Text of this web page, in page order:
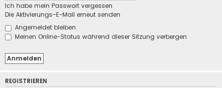
Ich habe mein Passwort vergessen
Die Aktivierungs-E-Mail erneut senden
Angemeldet bleiben
Meinen Online-Status während dieser Sitzung verbergen
REGISTRIEREN